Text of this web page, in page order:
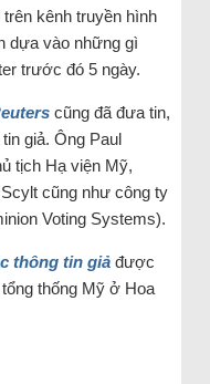
kênh truyền hình
dựa vào những gì
trước đó 5 ngày.
cũng đã đưa tin,
giả. Ông Paul
tịch Hạ viện Mỹ,
cũng như công ty
Voting Systems).
thông tin giảđược
thống Mỹ ở Hoa